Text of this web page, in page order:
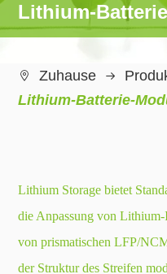
Lithium-
 Zuhause
Lithium-Batterie-
Lithium Storage bietet
die Anpassung von
von prismatischen LFP/
der Struktur des Streifen